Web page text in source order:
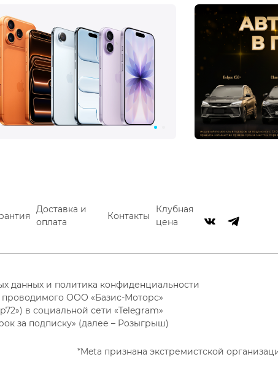
Доставка и
оплата
Контакты
Клубная
цена
данных и политика конфиденциальности
ООО «Базис-Моторс»
в социальной сети «Telegram»
за подписку» (далее – Розыгрыш)
*Meta признана экстремистской